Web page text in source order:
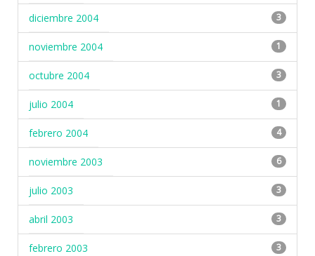
diciembre 2004 3
noviembre 2004 1
octubre 2004 3
julio 2004 1
febrero 2004 4
noviembre 2003 6
julio 2003 3
abril 2003 3
febrero 2003 3